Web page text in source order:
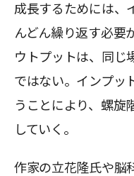
成長するためには、
んどん繰り返す必要
ウトプットは、同じ
ではない。インプッ
うことにより、螺旋
していく。
作家の立花隆氏や脳